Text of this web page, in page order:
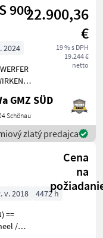
90022.900,36
€
19 % s DPH
19.244 €
netto
2024
GMZ SÜD
Schönau
zlatý predajca
Cena
na
v. 2018
4472 h
==
/